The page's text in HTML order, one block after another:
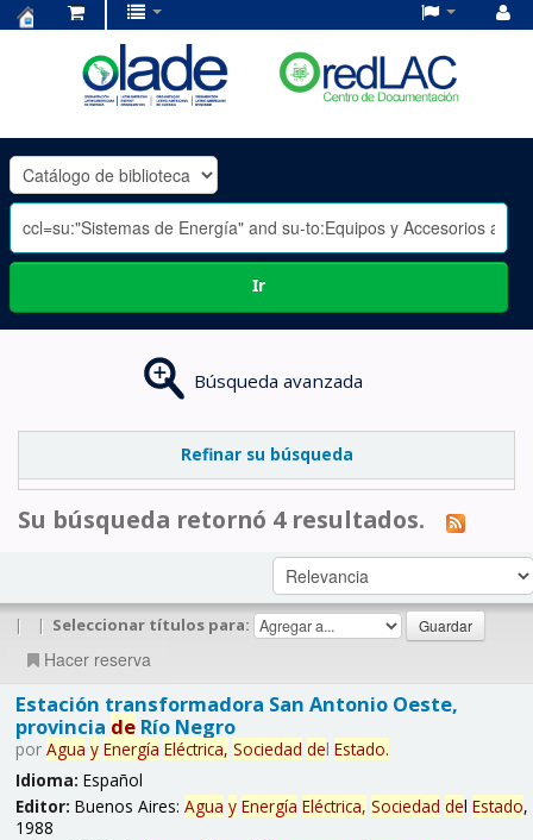
OLADE
-
Ir
Búsqueda avanzada
Refinar su búsqueda
Su búsqueda retornó 4 resultados.
| | Seleccionar títulos para:
Hacer reserva
Estación transformadora San Antonio Oeste,
provincia deRío Negro
por Agua y Energía Eléctrica, Sociedad del Estado.
Idioma: Español
Editor: Buenos Aires: Agua y Energía Eléctrica, Sociedad del Estado,
1988